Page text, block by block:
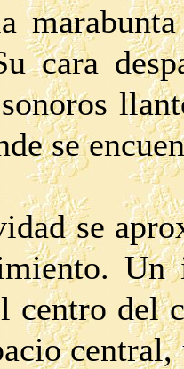
cara
se
se
centro del